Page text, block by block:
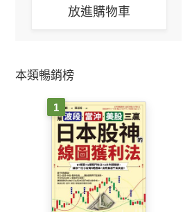
放進購物車
本類暢銷榜
1